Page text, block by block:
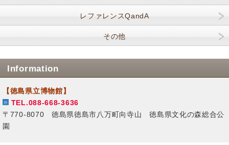
レファレンスQandA
その他
Information
【徳島県立博物館】
TEL.088-668-3636
〒770-8070 徳島県徳島市八万町向寺山 徳島県文化の森総合公
園